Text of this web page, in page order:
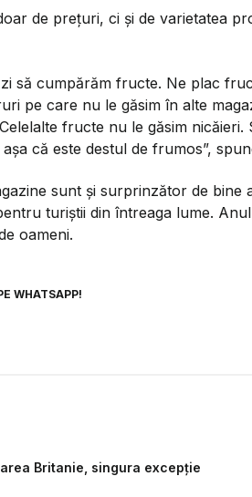
de prețuri, ci și de varietatea
să cumpărăm fructe. Ne plac
pe care nu le găsim în alte
fructe nu le găsim nicăieri.
că este destul de frumos”,
sunt și surprinzător de bine
turiștii din întreaga lume.
oameni.
WHATSAPP!
Britanie, singura excepție